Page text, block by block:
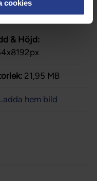
cookiesBildbyrå:
& Höjd:
21,95 MB
Ladda hem bild